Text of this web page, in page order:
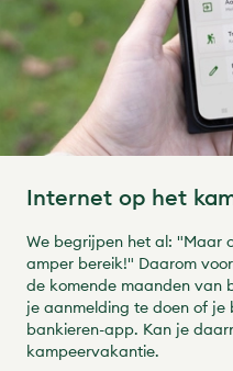
Internet op het
We begrijpen het al: "Maar
amper bereik!" Daarom
de komende maanden van
je aanmelding te doen of
bankieren-app. Kan je
kampeervakantie.